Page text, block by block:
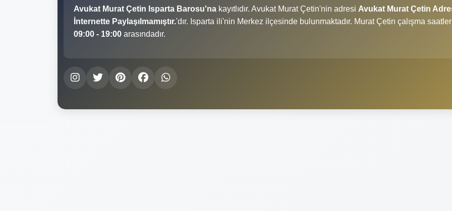
Avukat Murat Çetin Isparta Barosu'na kayıtlıdır. Avukat Murat Çetin'nin adresi Avukat Murat Çetin
İnternette Paylaşılmamıştır.'dır. Isparta ili'nin Merkez ilçesinde bulunmaktadır. Murat Çetin çalışma
09:00 - 19:00 arasındadır.